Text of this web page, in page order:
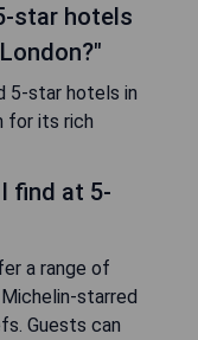
star hotels
5-star hotels in
for its rich
find at 5-
a range of
starred
Guests can